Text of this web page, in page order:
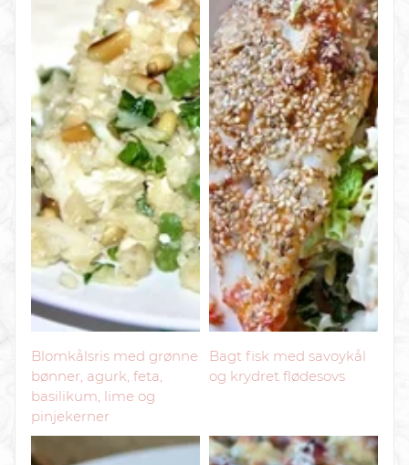
Blomkålsris med grønne
bønner, agurk, feta,
basilikum, lime og
pinjekerner
Bagt fisk med savoykål
og krydret flødesovs